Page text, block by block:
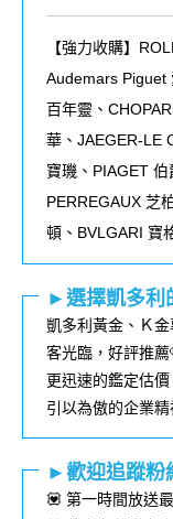
【強力收購】
Audemars Piguet
百年靈、
華、JAEGER-LE
寶璣、PIAGET
PERREGAUX 芝
頓、BVLGARI 寶
►選擇凱多利
凱多利黃金、Ｋ
客光臨，好評推
更迅速的鑑定估
引以為傲的企業精
►歡迎追蹤粉
💟 第一時間放送